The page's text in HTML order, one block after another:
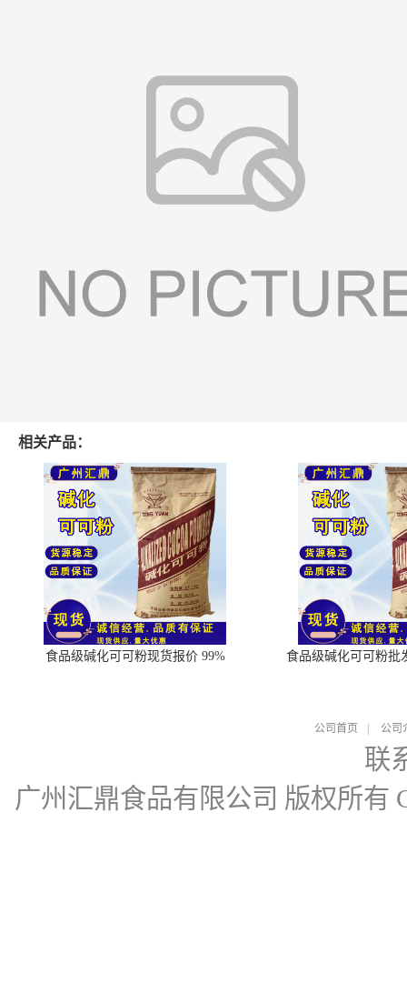
相关产品：
食品级碱化可可粉现货报价 99% 食品级碱化可可粉批
公司首页 公司
联
广州汇鼎食品有限公司 版权所有